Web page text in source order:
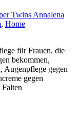
Twins Annalena
, Home